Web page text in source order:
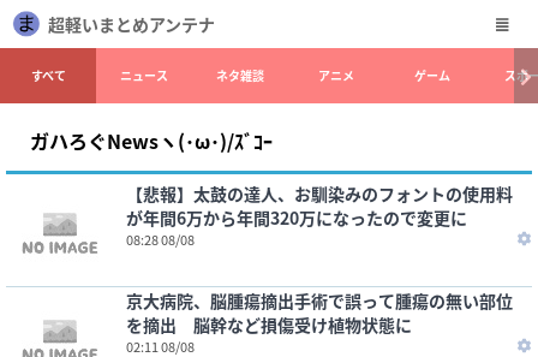
超軽いまとめアンテナ
すべて ニュース ネタ雑談 アニメ ゲーム スポ
ガハろぐNewsヽ(･ω･)/ｽﾞｺｰ
【悲報】太鼓の達人、お馴染みのフォントの使用料
が年間6万から年間320万になったので変更に
08:28 08/08
京大病院、脳腫瘍摘出手術で誤って腫瘍の無い部位
を摘出 脳幹など損傷受け植物状態に
02:11 08/08